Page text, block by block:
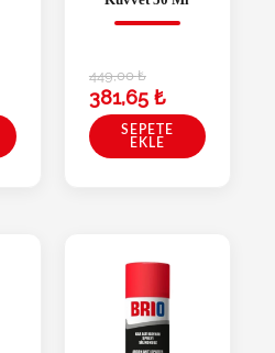
449,00₺
381,65 ₺
SEPETE
EKLE